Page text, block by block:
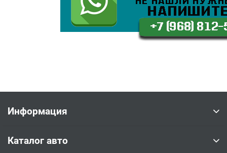
Информация
Каталог авто